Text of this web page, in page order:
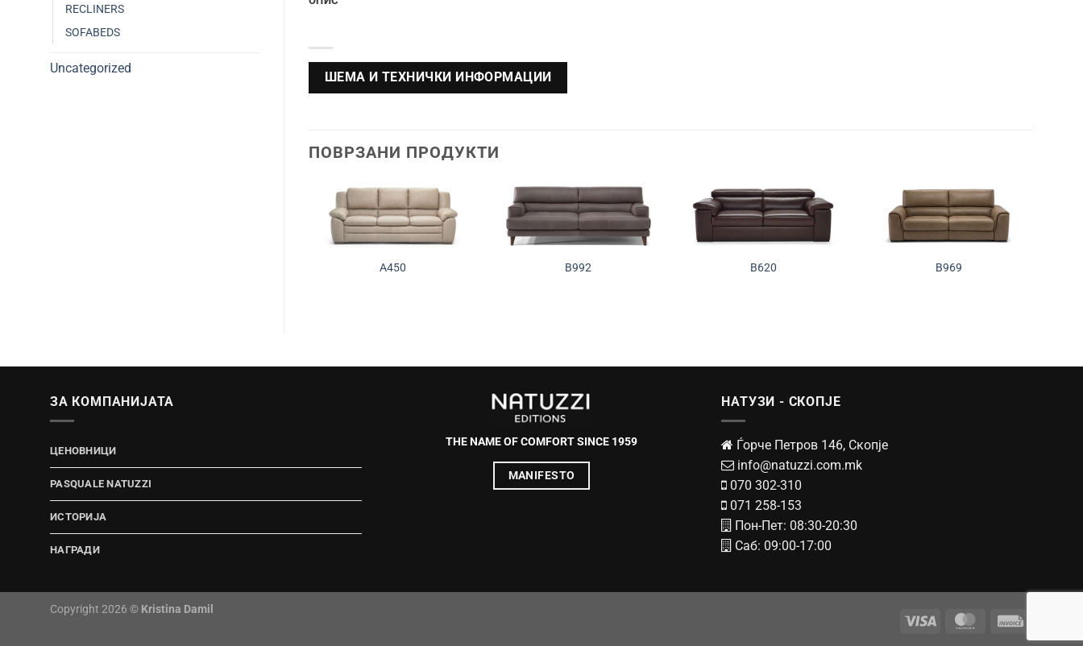
RECLINERS
SOFABEDS
Uncategorized
ШЕМА И ТЕХНИЧКИ ИНФОРМАЦИИ
ПОВРЗАНИ ПРОДУКТИ
Додади во
желботека
A450
Додади во
желботека
B992
Додади во
желботека
B620
Додади во
желботека
B969
ЗА КОМПАНИЈАТА
ЦЕНОВНИЦИ
PASQUALE NATUZZI
ИСТОРИЈА
НАГРАДИ
THE NAME OF COMFORT SINCE 1959
MANIFESTO
НАТУЗИ - СКОПЈЕ
Ѓорче Петров 146, Скопје
info@natuzzi.com.mk
070 302-310
071 258-153
Пон-Пет: 08:30-20:30
Саб: 09:00-17:00
Copyright 2026 © Kristina Damil